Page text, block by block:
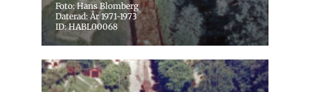
Foto: Hans Blomberg
Daterad: År 1971-1973
ID: HABL00068